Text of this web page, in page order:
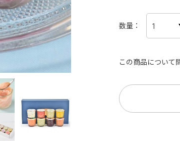
数量
この商品について